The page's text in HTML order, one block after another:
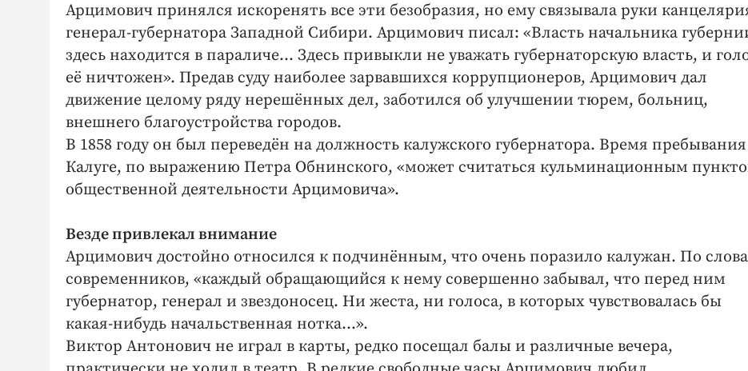
Арцимович принялся искоренять все эти безобразия, но ему связывала руки
генерал-губернатора Западной Сибири. Арцимович писал: «Власть начальника
здесь находится в параличе… Здесь привыкли не уважать губернаторскую власть, и
её ничтожен». Предав суду наиболее зарвавшихся коррупционеров, Арцимович дал
движение целому ряду нерешённых дел, заботился об улучшении тюрем, больниц,
внешнего благоустройства городов.
В 1858 году он был переведён на должность калужского губернатора. Время
Калуге, по выражению Петра Обнинского, «может считаться кульминационным
общественной деятельности Арцимовича».
Везде привлекал внимание
Арцимович достойно относился к подчинённым, что очень поразило калужан. По
современников, «каждый обращающийся к нему совершенно забывал, что перед ним
губернатор, генерал и звездоносец. Ни жеста, ни голоса, в которых чувствовалась бы
какая-нибудь начальственная нотка…».
Виктор Антонович не играл в карты, редко посещал балы и различные вечера,